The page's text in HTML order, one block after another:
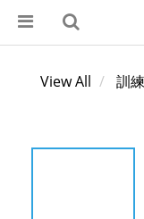
View All 訓